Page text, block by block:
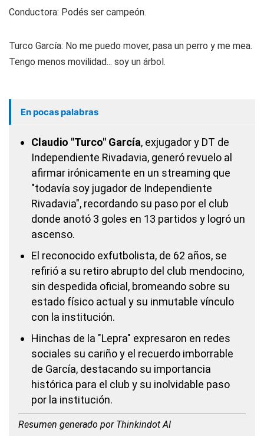
Conductora: Podés ser campeón.
Turco García: No me puedo mover, pasa un perro y me mea.
Tengo menos movilidad... soy un árbol.
En pocas palabras
Claudio "Turco" García, exjugador y DT de
Independiente Rivadavia, generó revuelo al
afirmar irónicamente en un streaming que
"todavía soy jugador de Independiente
Rivadavia", recordando su paso por el club
donde anotó 3 goles en 13 partidos y logró un
ascenso.
El reconocido exfutbolista, de 62 años, se
refirió a su retiro abrupto del club mendocino,
sin despedida oficial, bromeando sobre su
estado físico actual y su inmutable vínculo
con la institución.
Hinchas de la "Lepra" expresaron en redes
sociales su cariño y el recuerdo imborrable
de García, destacando su importancia
histórica para el club y su inolvidable paso
por la institución.
Resumen generado por Thinkindot AI